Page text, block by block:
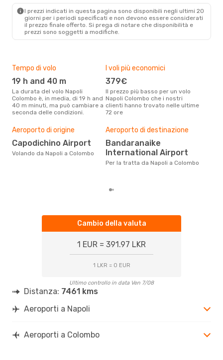
I prezzi indicati in questa pagina sono disponibili negli ultimi 20
giorni per i periodi specificati e non devono essere considerati
il ​​prezzo finale offerto. Si prega di notare che disponibilità e
prezzi sono soggetti a modifiche.
Tempo di volo
19 h and 40 m
La durata del volo Napoli
Colombo è, in media, di 19 h and
40 m minuti, ma può cambiare a
seconda delle condizioni.
I voli più economici
379€
Il prezzo più basso per un volo
Napoli Colombo che i nostri
clienti hanno trovato nelle ultime
72 ore
Aeroporto di origine
Capodichino Airport
Volando da Napoli a Colombo
Aeroporto di destinazione
Bandaranaike
International Airport
Per la tratta da Napoli a Colombo
Cambio della valuta
1 EUR = 391.97 LKR
1 LKR = 0 EUR
Ultimo controllo in data Ven 7/08
Distanza: 7461 kms
Aeroporti a Napoli
Aeroporti a Colombo